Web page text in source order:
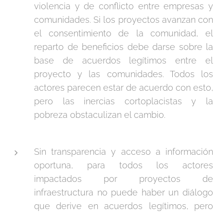
violencia y de conflicto entre empresas y
comunidades. Si los proyectos avanzan con
el consentimiento de la comunidad, el
reparto de beneficios debe darse sobre la
base de acuerdos legítimos entre el
proyecto y las comunidades. Todos los
actores parecen estar de acuerdo con esto,
pero las inercias cortoplacistas y la
pobreza obstaculizan el cambio.
Sin transparencia y acceso a información
oportuna, para todos los actores
impactados por proyectos de
infraestructura no puede haber un diálogo
que derive en acuerdos legítimos, pero